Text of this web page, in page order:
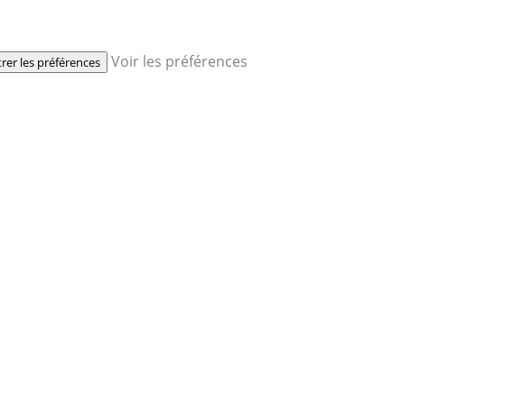
les préférences
Voir les préférences